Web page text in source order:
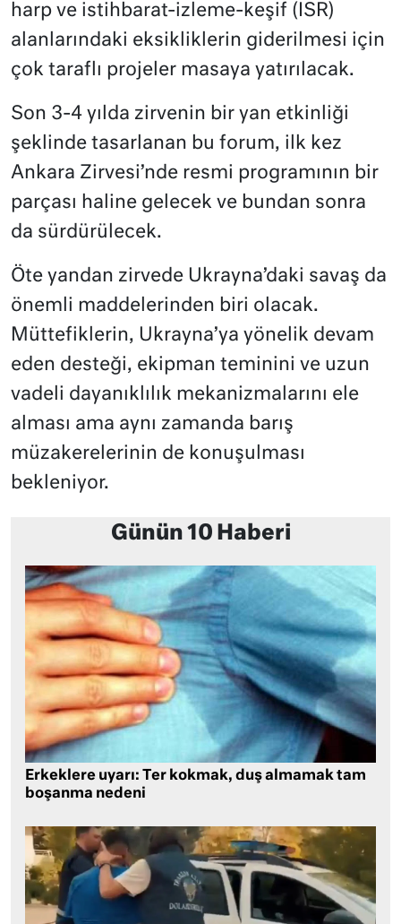
harp ve istihbarat-izleme-keşif (ISR)
alanlarındaki eksikliklerin giderilmesi için
çok taraflı projeler masaya yatırılacak.
Son 3-4 yılda zirvenin bir yan etkinliği
şeklinde tasarlanan bu forum, ilk kez
Ankara Zirvesi’nde resmi programının bir
parçası haline gelecek ve bundan sonra
da sürdürülecek.
Öte yandan zirvede Ukrayna’daki savaş da
önemli maddelerinden biri olacak.
Müttefiklerin, Ukrayna’ya yönelik devam
eden desteği, ekipman teminini ve uzun
vadeli dayanıklılık mekanizmalarını ele
alması ama aynı zamanda barış
müzakerelerinin de konuşulması
bekleniyor.
Günün 10 Haberi
Erkeklere uyarı: Ter kokmak, duş almamak tam
boşanma nedeni